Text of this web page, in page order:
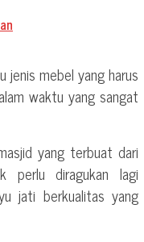
jenis mebel yang harus
waktu yang sangat
yang terbuat dari
diragukan lagi
jati berkualitas yang